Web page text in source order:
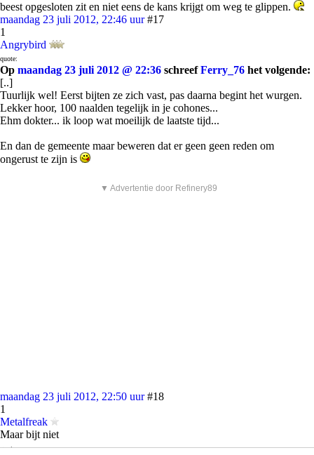
beest opgesloten zit en niet eens de kans krijgt om weg te glippen.
maandag 23 juli 2012, 22:46 uur #17
1
Angrybird
quote:
Op maandag 23 juli 2012 @ 22:36 schreefFerry_76 het volgende:
[..]
Tuurlijk wel! Eerst bijten ze zich vast, pas daarna begint het wurgen.
Lekker hoor, 100 naalden tegelijk in je cohones...
Ehm dokter... ik loop wat moeilijk de laatste tijd...
En dan de gemeente maar beweren dat er geen geen reden om
ongerust te zijn is
▼ Advertentie door Refinery89
maandag 23 juli 2012, 22:50 uur #18
1
Metalfreak
Maar bijt niet
quote: